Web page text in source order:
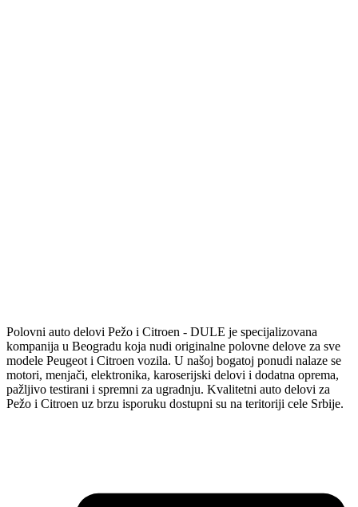
Polovni auto delovi Pežo i Citroen - DULE je specijalizovana
kompanija u Beogradu koja nudi originalne polovne delove za sve
modele Peugeot i Citroen vozila. U našoj bogatoj ponudi nalaze se
motori, menjači, elektronika, karoserijski delovi i dodatna oprema,
pažljivo testirani i spremni za ugradnju. Kvalitetni auto delovi za
Pežo i Citroen uz brzu isporuku dostupni su na teritoriji cele Srbije.